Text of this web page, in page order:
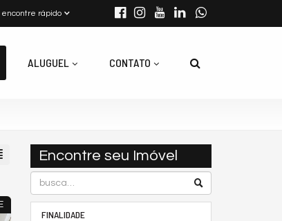
encontre rápido
ALUGUEL CONTATO
Encontre seu Imóvel
FINALIDADE